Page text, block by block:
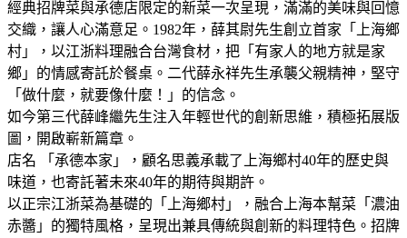
經典招牌菜與承德店限定的新菜一次呈現，滿滿的美味與回憶
交織，讓人心滿意足。1982年，薛其尉先生創立首家「上海鄉
村」，以江浙料理融合台灣食材，把「有家人的地方就是家
鄉」的情感寄託於餐桌。二代薛永祥先生承襲父親精神，堅守
「做什麼，就要像什麼！」的信念。
如今第三代薛峰繼先生注入年輕世代的創新思維，積極拓展版
圖，開啟嶄新篇章。
店名 「承德本家」，顧名思義承載了上海鄉村40年的歷史與
味道，也寄託著未來40年的期待與期許。
以正宗江浙菜為基礎的「上海鄉村」，融合上海本幫菜「濃油
赤醬」的獨特風格，呈現出兼具傳統與創新的料理特色。招牌